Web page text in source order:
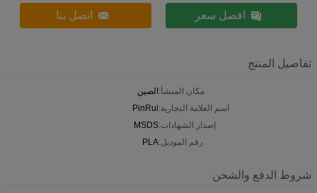
افضل سعر اتصل بنا
تفاصيل المنتج
مكان المنشأ:الصين
اسم العلامة التجارية:PinRui
إصدار الشهادات:MSDS
رقم الموديل:PLA
شروط الدفع والشحن